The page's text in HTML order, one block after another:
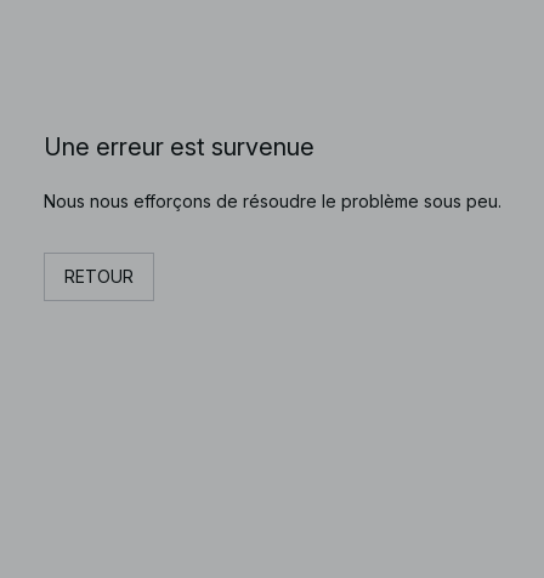
Une erreur est survenue
Nous nous efforçons de résoudre le problème sous peu.
RETOUR